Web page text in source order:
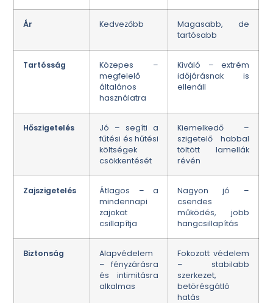
Ár Kedvezőbb
Magasabb, de
tartósabb
Tartósság
Közepes –
megfelelő
általános
használatra
Kiváló – extrém
időjárásnak is
ellenáll
Hőszigetelés
Jó – segíti a
fűtési és hűtési
költségek
csökkentését
Kiemelkedő –
szigetelő habbal
töltött lamellák
révén
Zajszigetelés
Átlagos – a
mindennapi
zajokat
csillapítja
Nagyon jó –
csendes
működés, jobb
hangcsillapítás
Biztonság
Alapvédelem
– fényzárásra
és intimitásra
alkalmas
Fokozott védelem
– stabilabb
szerkezet,
betörésgátló
hatás